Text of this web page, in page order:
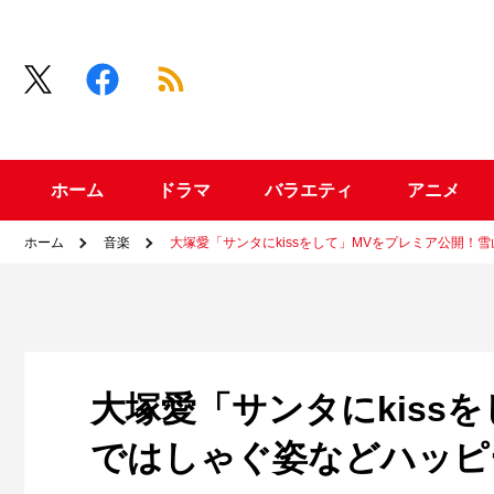
ホーム ドラマ バラエティ アニメ
ホーム 音楽 大塚愛「サンタにkissをして」MVをプレミア公開！
大塚愛「サンタにkiss
ではしゃぐ姿などハッ